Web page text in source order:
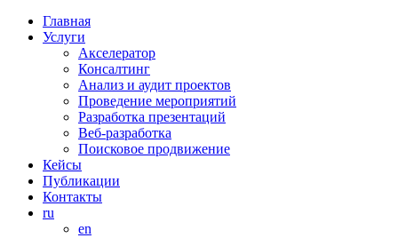
Главная
Услуги
Акселератор
Консалтинг
Анализ и аудит проектов
Проведение мероприятий
Разработка презентаций
Веб-разработка
Поисковое продвижение
Кейсы
Публикации
Контакты
ru
en